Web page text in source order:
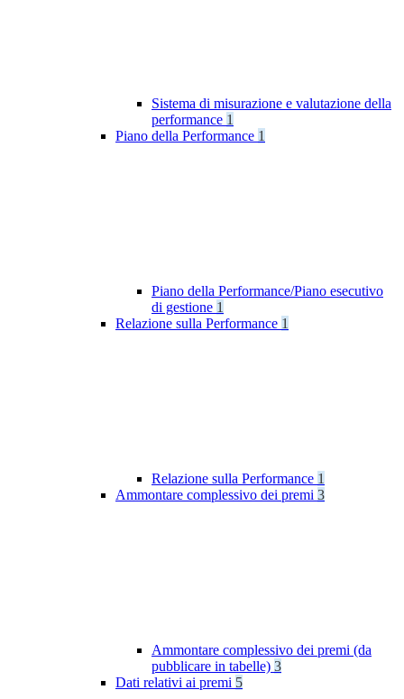
Sistema di misurazione e valutazione della
performance 1
Piano della Performance 1
Piano della Performance/Piano esecutivo
di gestione 1
Relazione sulla Performance 1
Relazione sulla Performance 1
Ammontare complessivo dei premi 3
Ammontare complessivo dei premi (da
pubblicare in tabelle) 3
Dati relativi ai premi 5